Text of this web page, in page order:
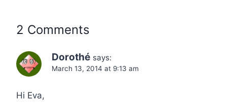
2 Comments
Dorothé says:
March 13, 2014 at 9:13 am
Hi Eva,